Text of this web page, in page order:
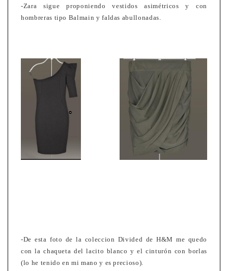
-Zara sigue proponiendo vestidos asimétricos y con
hombreras tipo Balmain y faldas abullonadas.
-De esta foto de la coleccion Divided de H&M me quedo
con la chaqueta del lacito blanco y el cinturón con borlas
(lo he tenido en mi mano y es precioso).